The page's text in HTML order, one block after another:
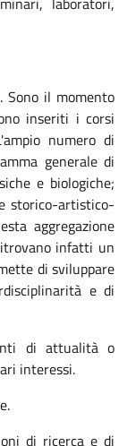
Sono il momento
inseriti i corsi
numero di
generale di
e biologiche;
storico-artistico-
aggregazione
infatti un
di sviluppare
e di
di attualità o
interessi.
di ricerca e di